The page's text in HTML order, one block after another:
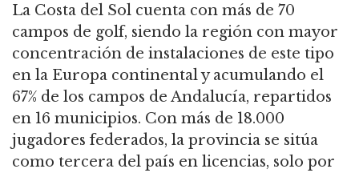
La Costa del Sol cuenta con más de 70
campos de golf, siendo la región con mayor
concentración de instalaciones de este tipo
en la Europa continental y acumulando el
67% de los campos de Andalucía, repartidos
en 16 municipios. Con más de 18.000
jugadores federados, la provincia se sitúa
como tercera del país en licencias, solo por